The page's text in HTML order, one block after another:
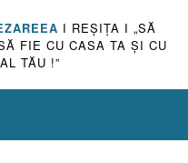
I REŞIŢA I „SĂ
FIE CU CASA TA ŞI CU
TĂU !”